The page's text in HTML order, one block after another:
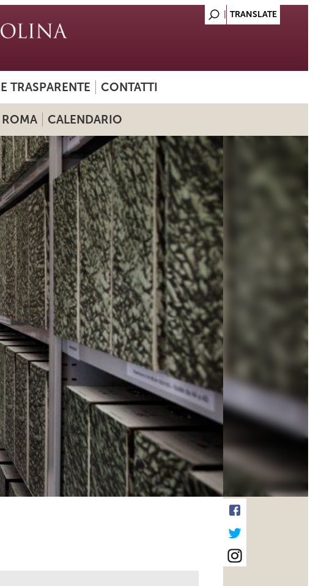
TRASPARENTE CONTATTI
ROMA CALENDARIO